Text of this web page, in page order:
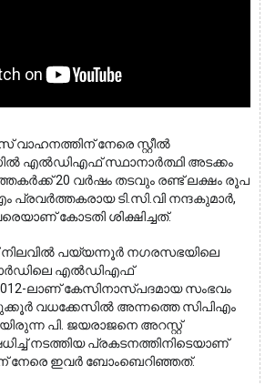
നേരെ സ്റ്റീൽ
എല്‍ഡിഎഫ് സ്ഥാനാര്‍ത്ഥി അടക്കം
20 വർഷം തടവും രണ്ട് ലക്ഷം രൂപ
പ്രവർത്തകരായ ടി.സി.വി നന്ദകുമാർ,
കോടതി ശിക്ഷിച്ചത്.
നിലവിൽ പയ്യന്നൂർ നഗരസഭയിലെ
എൽഡിഎഫ്
ലാണ് കേസിനാസ്പദമായ സംഭവം
വധക്കേസിൽ അന്നത്തെ സിപിഎം
പി. ജയരാജനെ അറസ്റ്റ്
നടത്തിയ പ്രകടനത്തിനിടെയാണ്
നേരെ ഇവർ ബോംബെറിഞ്ഞത്.